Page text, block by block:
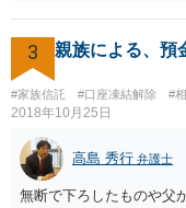
3 親族による、預
#家族信託 #口座凍結解除 #
2018年10月25日
高島 秀行 弁護士
無断で下ろしたものや父